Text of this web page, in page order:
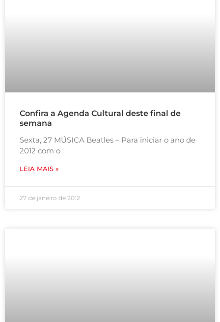
Confira a Agenda Cultural deste final de
semana
Sexta, 27 MÚSICA Beatles – Para iniciar o ano de
2012 com o
LEIA MAIS »
27 de janeiro de 2012